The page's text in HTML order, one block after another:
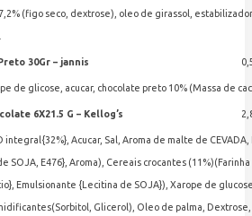
(figo seco, dextrose), oleo de girassol,
30Gr – jannis
de glicose, acucar, chocolate preto 10% (Massa de
6X21.5 G – Kellog’s
integral{32%}, Acucar, Sal, Aroma de malte de
SOJA, E476}, Aroma), Cereais crocantes
Emulsionante {Lecitina de SOJA}), Xarope de
Glicerol), Oleo de palma,